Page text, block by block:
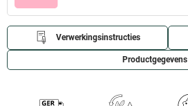
Verwerkingsinstructies
Productgegevens